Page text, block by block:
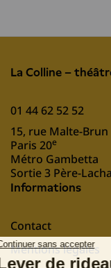
La Colline –
01 44 62 52 52
15, rue Malte-Brun
Paris 20e
Métro Gambetta
Sortie 3 Père-
Informations
Contact
Mentions légales